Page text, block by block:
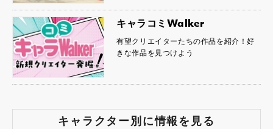
キャラコミWalker
有望クリエイターたちの作品を紹介！好
きな作品を見つけよう
キャラクター別に情報を見る